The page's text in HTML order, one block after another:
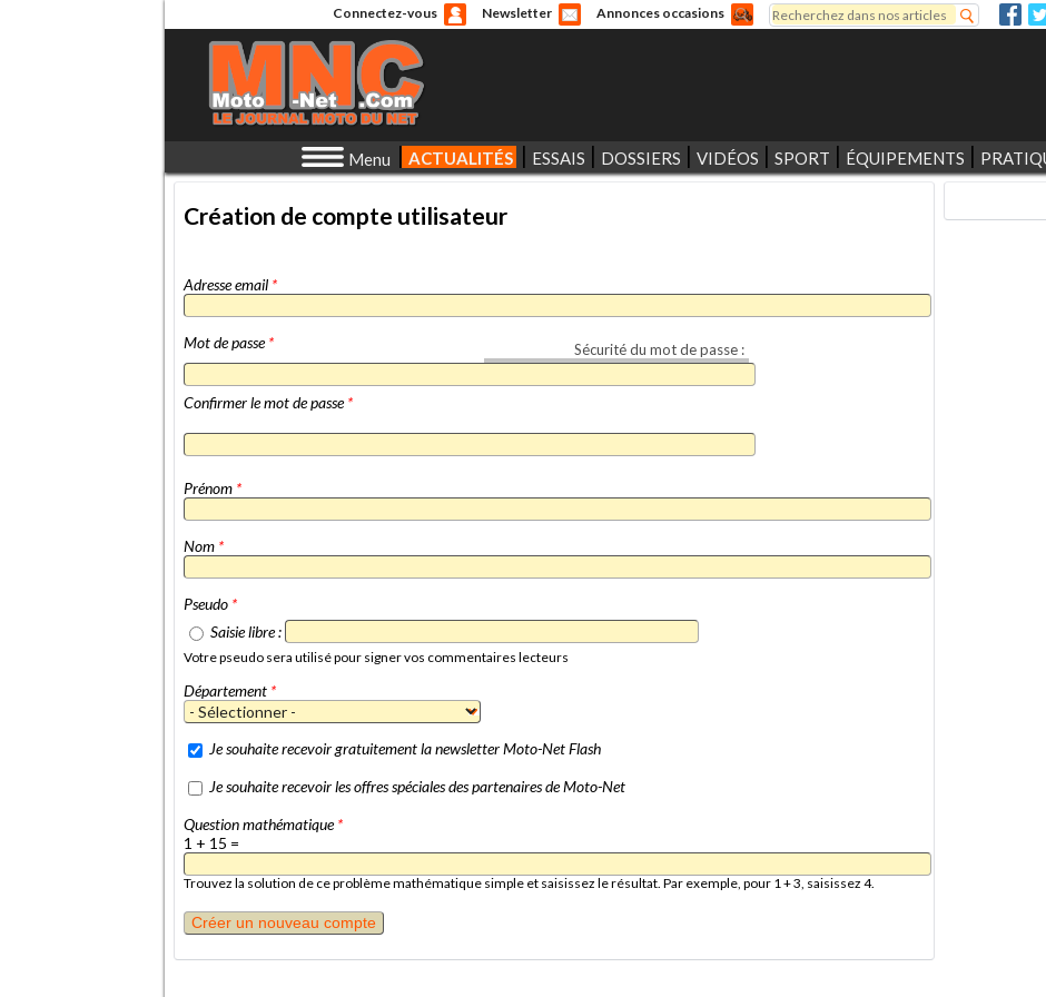
Connectez-vous Newsletter Annonces occasions
Formulaire de recherche
Rechercher
Menu ACTUALITÉS ESSAIS DOSSIERS VIDÉOS SPORT ÉQUIPEMENTS
Création de compte utilisateur
Adresse email *
Sécurité du mot de passe :
Mot de passe*
Confirmer le mot de passe*
Prénom *
Nom *
Pseudo *
Saisie libre :
Votre pseudo sera utilisé pour signer vos commentaires lecteurs
Département *
Je souhaite recevoir gratuitement la newsletter Moto-Net Flash
Je souhaite recevoir les offres spéciales des partenaires de Moto-Net
Question mathématique*
1 + 15 =
Trouvez la solution de ce problème mathématique simple et saisissez le résultat. Par exemple, pour 1 + 3, saisissez 4.